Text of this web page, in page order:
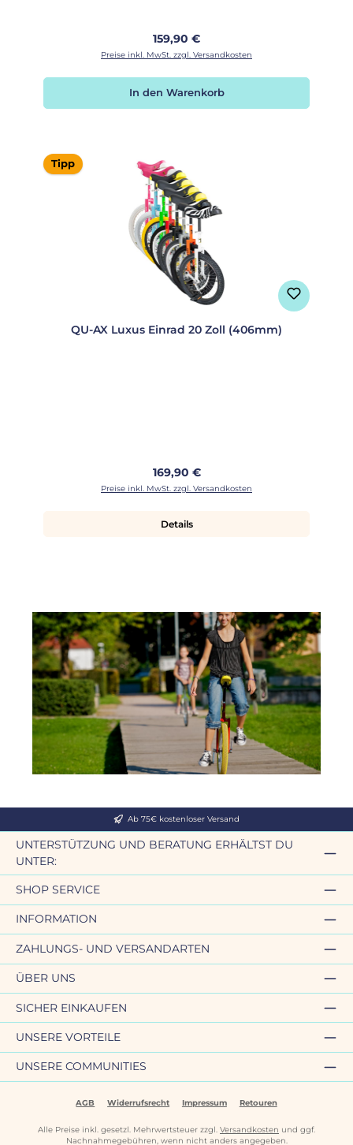
Regulärer Preis:
159,90 €
Preise inkl. MwSt. zzgl. Versandkosten
In den Warenkorb
Tipp
QU-AX Luxus Einrad 20 Zoll (406mm)
Regulärer Preis:
169,90 €
Preise inkl. MwSt. zzgl. Versandkosten
Details
Ab 75€ kostenloser Versand
UNTERSTÜTZUNG UND BERATUNG ERHÄLTST DU
UNTER:
SHOP SERVICE
INFORMATION
ZAHLUNGS- UND VERSANDARTEN
ÜBER UNS
SICHER EINKAUFEN
UNSERE VORTEILE
UNSERE COMMUNITIES
AGB Widerrufsrecht Impressum Retouren
Alle Preise inkl. gesetzl. Mehrwertsteuer zzgl. Versandkosten und ggf.
Nachnahmegebühren, wenn nicht anders angegeben.